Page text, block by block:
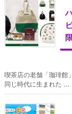
喫茶店の老舗「珈琲館
同じ時代に生まれた ...